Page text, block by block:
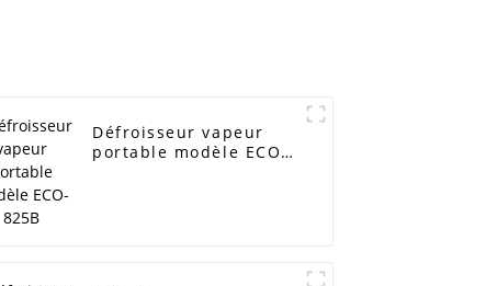
Défroisseur vapeur
portable modèle ECO-